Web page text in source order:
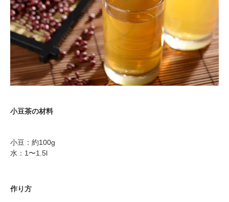
小豆茶の材料
小豆：約100g
水：1〜1.5l
作り方